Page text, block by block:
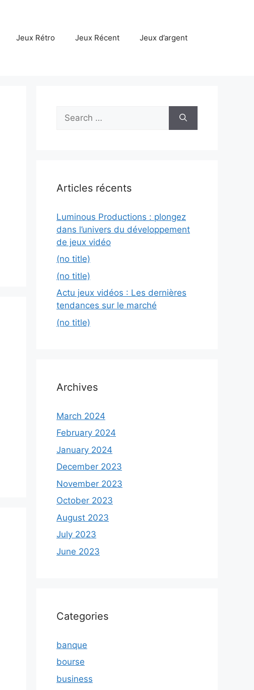
Jeux Rétro Jeux Récent Jeux d’argent
for:
Articles récents
Luminous Productions : plongez
dans l’univers du développement
de jeux vidéo
(no title)
(no title)
Actu jeux vidéos : Les dernières
tendances sur le marché
(no title)
Archives
March 2024
February 2024
January 2024
December 2023
November 2023
October 2023
August 2023
July 2023
June 2023
Categories
banque
bourse
business